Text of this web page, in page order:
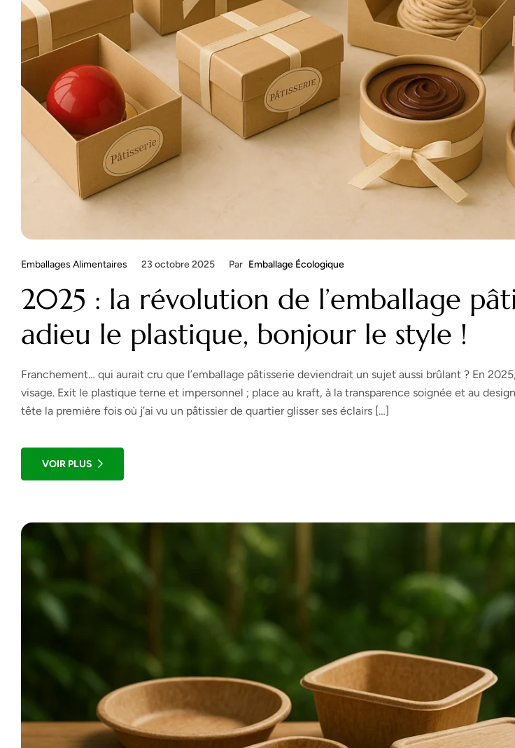
23 octobre 2025
Emballages Alimentaires Par Emballage Écologique
2025 : la révolution de l’emballage
adieu le plastique, bonjour le style !
Franchement… qui aurait cru que l’emballage pâtisserie deviendrait un sujet aussi brûlant ? En
visage. Exit le plastique terne et impersonnel ; place au kraft, à la transparence soignée et au
tête la première fois où j’ai vu un pâtissier de quartier glisser ses éclairs […]
VOIR PLUS